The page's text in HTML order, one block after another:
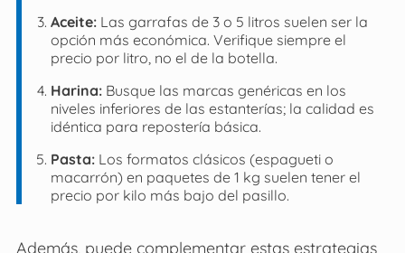
Aceite:Las garrafas de 3 o 5 litros suelen ser la
opción más económica. Verifique siempre el
precio por litro, no el de la botella.
Harina:Busque las marcas genéricas en los
niveles inferiores de las estanterías; la calidad es
idéntica para repostería básica.
Pasta:Los formatos clásicos (espagueti o
macarrón) en paquetes de 1 kg suelen tener el
precio por kilo más bajo del pasillo.
Además, puede complementar estas estrategias